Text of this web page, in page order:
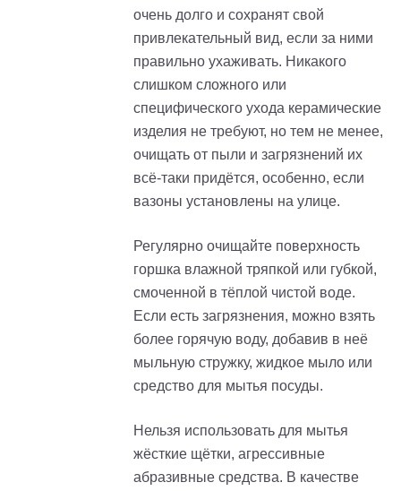
очень долго и сохранят свой
привлекательный вид, если за ними
правильно ухаживать. Никакого
слишком сложного или
специфического ухода керамические
изделия не требуют, но тем не менее,
очищать от пыли и загрязнений их
всё-таки придётся, особенно, если
вазоны установлены на улице.
Регулярно очищайте поверхность
горшка влажной тряпкой или губкой,
смоченной в тёплой чистой воде.
Если есть загрязнения, можно взять
более горячую воду, добавив в неё
мыльную стружку, жидкое мыло или
средство для мытья посуды.
Нельзя использовать для мытья
жёсткие щётки, агрессивные
абразивные средства. В качестве